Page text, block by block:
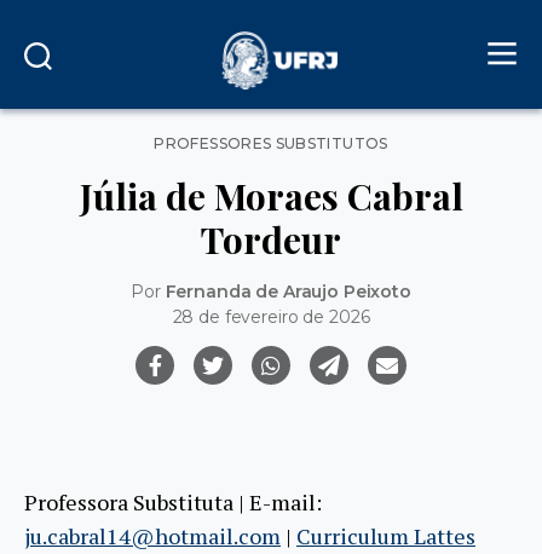
Categorias
PROFESSORES SUBSTITUTOS
Júlia de Moraes Cabral
Tordeur
Por Fernanda de Araujo Peixoto
28 de fevereiro de 2026
Professora Substituta | E-mail:
ju.cabral14@hotmail.com | Curriculum Lattes